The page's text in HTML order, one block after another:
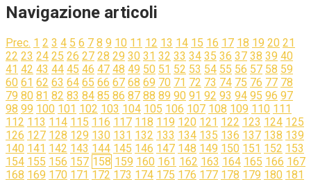
Navigazione articoli
Prec. 1 2 3 4 5 6 7 8 9 10 11 12 13 14 15 16 17 18 19 20 21
22 23 24 25 26 27 28 29 30 31 32 33 34 35 36 37 38 39 40
41 42 43 44 45 46 47 48 49 50 51 52 53 54 55 56 57 58 59
60 61 62 63 64 65 66 67 68 69 70 71 72 73 74 75 76 77 78
79 80 81 82 83 84 85 86 87 88 89 90 91 92 93 94 95 96 97
98 99 100 101 102 103 104 105 106 107 108 109 110 111
112 113 114 115 116 117 118 119 120 121 122 123 124 125
126 127 128 129 130 131 132 133 134 135 136 137 138 139
140 141 142 143 144 145 146 147 148 149 150 151 152 153
154 155 156 157 158 159 160 161 162 163 164 165 166 167
168 169 170 171 172 173 174 175 176 177 178 179 180 181